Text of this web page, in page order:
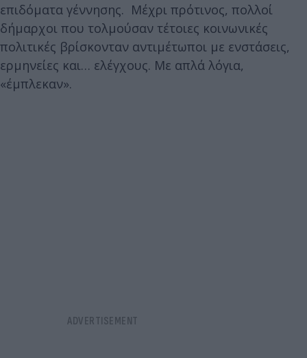
επιδόματα γέννησης. Μέχρι πρότινος, πολλοί
δήμαρχοι που τολμούσαν τέτοιες κοινωνικές
πολιτικές βρίσκονταν αντιμέτωποι με ενστάσεις,
ερμηνείες και… ελέγχους. Με απλά λόγια,
«έμπλεκαν».